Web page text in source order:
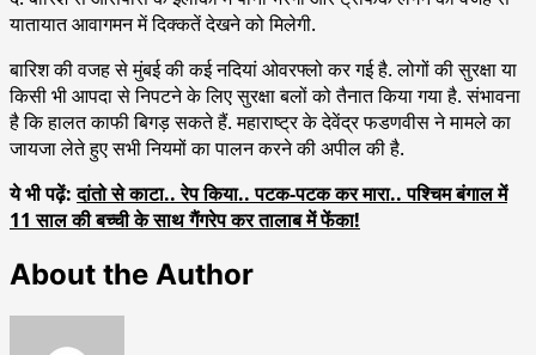
यातायात आवागमन में दिक्कतें देखने को मिलेगी.
बारिश की वजह से मुंबई की कई नदियां ओवरफ्लो कर गई है. लोगों की सुरक्षा या
किसी भी आपदा से निपटने के लिए सुरक्षा बलों को तैनात किया गया है. संभावना
है कि हालत काफी बिगड़ सकते हैं. महाराष्ट्र के देवेंद्र फडणवीस ने मामले का
जायजा लेते हुए सभी नियमों का पालन करने की अपील की है.
ये भी पढ़ें:दांतो से काटा.. रेप किया.. पटक-पटक कर मारा.. पश्चिम बंगाल में
11 साल की बच्ची के साथ गैंगरेप कर तालाब में फेंका!
About the Author